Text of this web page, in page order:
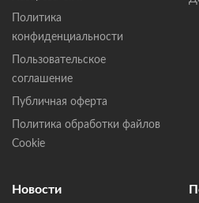
Политика
конфиденциальности
Пользовательское
соглашение
Публичная оферта
Политика обработки файлов
Cookie
Новости